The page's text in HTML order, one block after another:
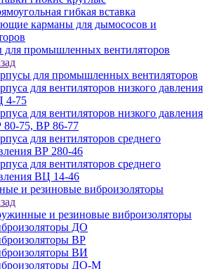
гибкая вставка
карманы для дымососов и
для промышленных вентиляторов
для промышленных вентиляторов
для вентиляторов низкого давления
4-75
для вентиляторов низкого давления
80-75, ВР 86-77
для вентиляторов среднего
ВР 280-46
для вентиляторов среднего
ВЦ 14-46
и резиновые виброизоляторы
и резиновые виброизоляторы
ДО
ВР
ВИ
ДО-М